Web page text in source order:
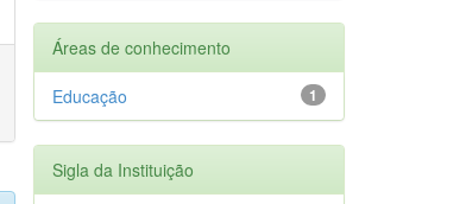
Áreas de conhecimento
1
Educação
Sigla da Instituição